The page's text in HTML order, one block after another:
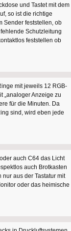
und Tastet mit dem
so ist die richtige
Sender feststellen, ob
Schutzleitung
feststellen ob
mit jeweils 12 RGB-
„analoger Anzeige zu
für die Minuten. Da
sind, wird eben jede
auch C64 das Licht
auch Brotkasten
aus der Tastatur mit
oder das heimische